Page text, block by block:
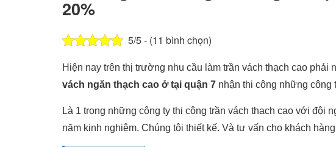
20%
5/5 - (11 bình chọn)
Hiện nay trên thị trường nhu cầu làm trần vách thạch cao phải
vách ngăn thạch cao ở tại quận 7 nhận thi công những công
Là 1 trong những công ty thi công trần vách thạch cao với đội
năm kinh nghiệm. Chúng tôi thiết kế. Và tư vấn cho khách